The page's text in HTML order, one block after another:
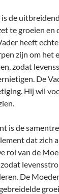
de
te groeien en
heeft
zijn om het
zodat
De
Hij wil
is de
dat zich
rol van de
De